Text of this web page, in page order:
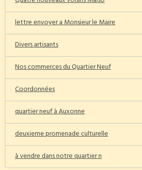
lettre envoyer a Monsieur le Maire
Divers artisants
Nos commerces du Quartier Neuf
Coordonnées
quartier neuf à Auxonne
deuxieme promenade culturelle
à vendre dans notre quartier n